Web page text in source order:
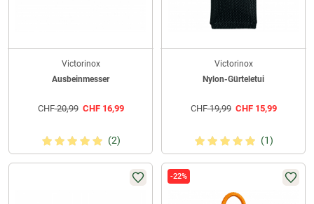
Victorinox
Ausbeinmesser
CHF20,99 CHF16,99
(2)
Victorinox
Nylon-Gürteletui
CHF19,99 CHF15,99
(1)
-22%